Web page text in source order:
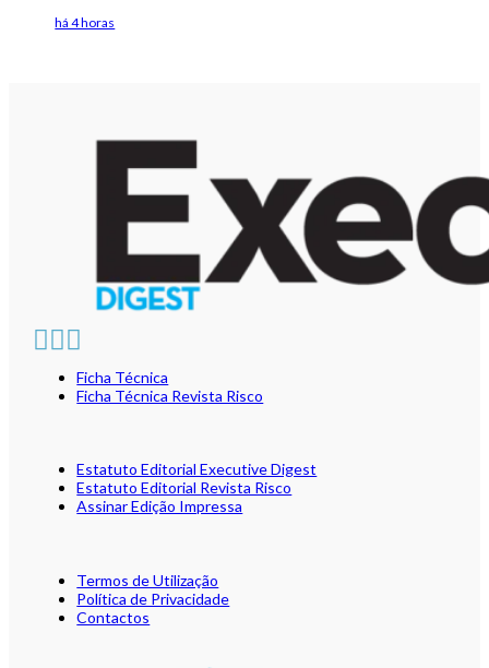
há 4 horas
Ficha Técnica
Ficha Técnica Revista Risco
Estatuto Editorial Executive Digest
Estatuto Editorial Revista Risco
Assinar Edição Impressa
Termos de Utilização
Política de Privacidade
Contactos